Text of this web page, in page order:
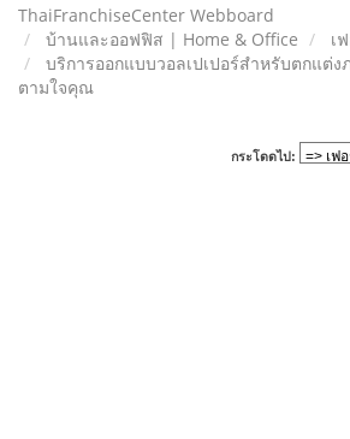
ThaiFranchiseCenter Webboard
บ้านและออฟฟิส | Home & Office
เ
บริการออกแบบวอลเปเปอร์สำหรับตกแต่
ตามใจคุณ
กระโดดไป: